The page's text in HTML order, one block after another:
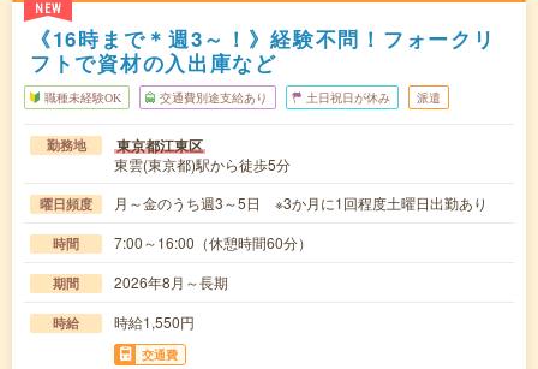
NEW
《16時まで＊週3～！》経験不問！フォークリ
フトで資材の入出庫など
職種未経験OK 交通費別途支給あり 土日祝日が休み 派遣
勤務地 東京都江東区
東雲(東京都)駅から徒歩5分
曜日頻度 月～金のうち週3～5日 ※3か月に1回程度土曜日出勤あり
時間 7:00～16:00（休憩時間60分）
期間 2026年8月～長期
時給 時給1,550円
交通費